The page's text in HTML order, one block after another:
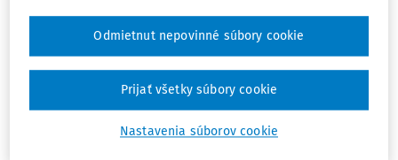
5. Akcionárske dohody a stanovy
Nastavenia súborov cookie
Odmietnut nepovinné súbory cookie
Prijať všetky súbory cookie